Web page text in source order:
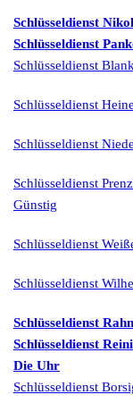
Schlüsseldienst
Schlüsseldienst
Schlüsseldienst
Schlüsseldienst
Schlüsseldienst
Schlüsseldienst
Günstig
Schlüsseldienst
Schlüsseldienst
Schlüsseldienst
Schlüsseldienst
Die Uhr
Schlüsseldienst